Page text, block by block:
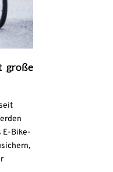
große
E-Bike-